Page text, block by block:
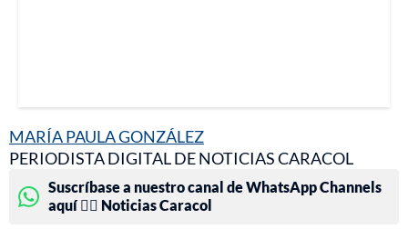
MARÍA PAULA GONZÁLEZ
PERIODISTA DIGITAL DE NOTICIAS CARACOL
Suscríbase a nuestro canal de WhatsApp Channels
aquí 👉🏻 Noticias Caracol